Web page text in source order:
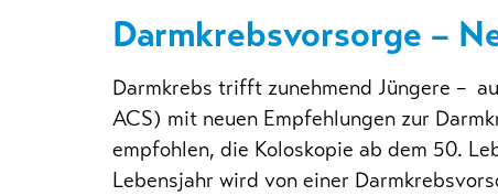
Darmkrebsvorsorge –
Darmkrebs trifft zunehmend Jüngere –
ACS) mit neuen Empfehlungen zur
empfohlen, die Koloskopie ab dem 50.
Lebensjahr wird von einer